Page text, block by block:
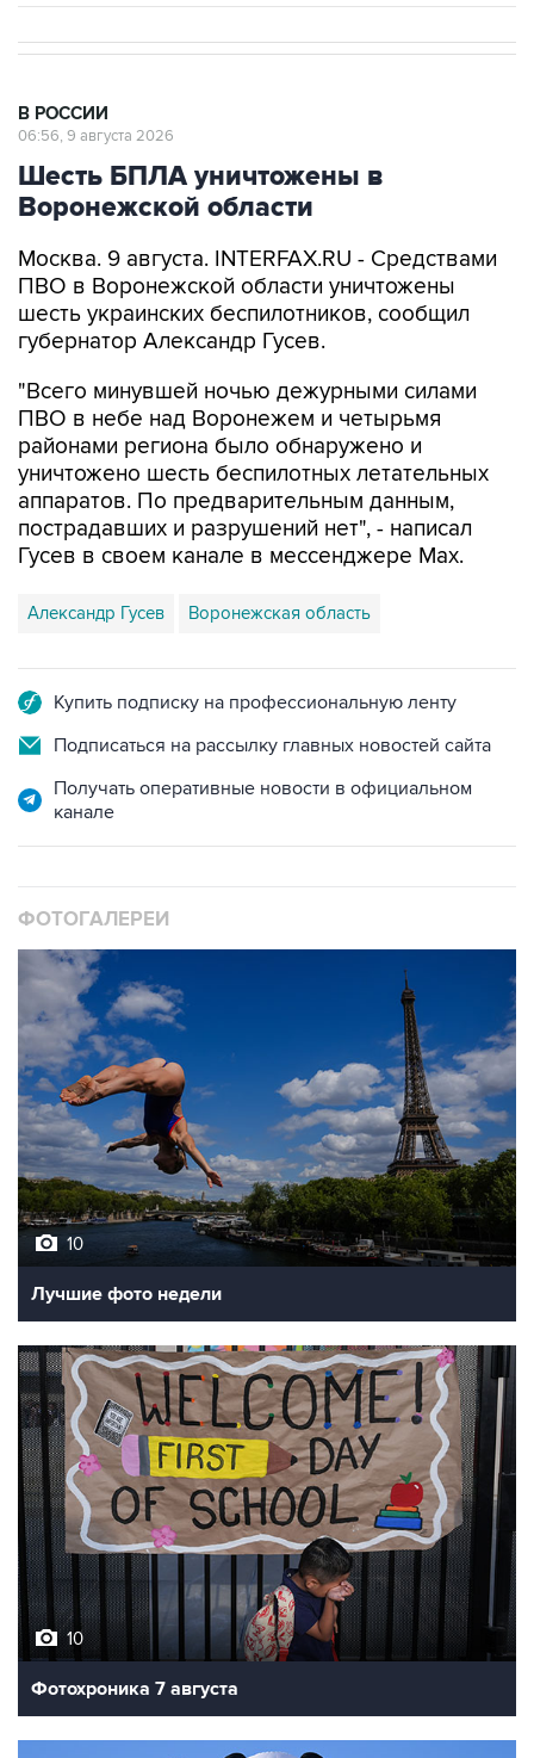
Шесть БПЛА уничтожены в
Воронежской области
Москва. 9 августа. INTERFAX.RU - Средствами
шесть украинских беспилотников, сообщил
губернатор Александр Гусев.
"Всего минувшей ночью дежурными силами
районами региона было обнаружено и
уничтожено шесть беспилотных летательных
аппаратов. По предварительным данным,
пострадавших и разрушений нет", - написал
Гусев в своем канале в мессенджере Max.
Александр Гусев Воронежская область
Подписаться на рассылку главных новостей сайта
Получать оперативные новости в официальном
10
Лучшие фото недели
10
Фотохроника 7 августа